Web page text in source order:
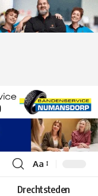
Lettergrootte
aanpassen
Aa
Drechtsteden